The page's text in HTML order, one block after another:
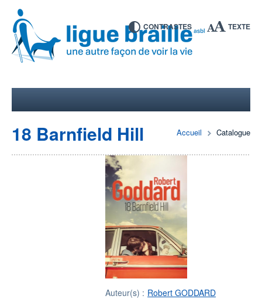
CONTRASTES TEXTE
Accueil Catalogue
18 Barnfield Hill
Auteur(s) : Robert GODDARD